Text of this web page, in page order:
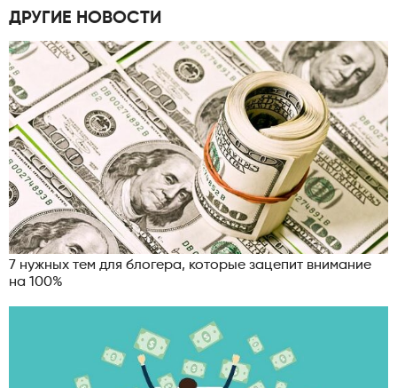
ДРУГИЕ НОВОСТИ
7 нужных тем для блогера, которые зацепит внимание
на 100%